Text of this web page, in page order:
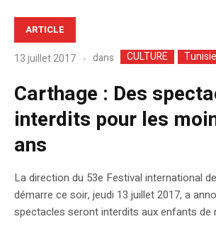
ARTICLE
13 juillet 2017 dans CULTURE Tunisie
Carthage : Des
interdits pour les
ans
La direction du 53e Festival international
démarre ce soir, jeudi 13 juillet 2017, a
spectacles seront interdits aux enfants de